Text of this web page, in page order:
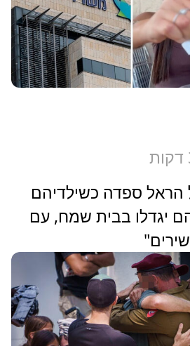
ספדה כשילדיהם
יגדלו בבית שמח, עם